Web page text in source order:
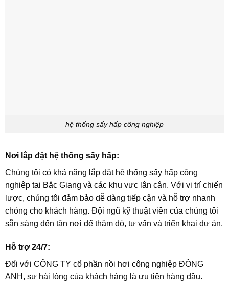
hệ thống sấy hấp công nghiệp
Nơi lắp đặt hệ thống sấy hấp:
Chúng tôi có khả năng lắp đặt hệ thống sấy hấp công
nghiệp tại Bắc Giang và các khu vực lân cận. Với vị trí chiến
lược, chúng tôi đảm bảo dễ dàng tiếp cận và hỗ trợ nhanh
chóng cho khách hàng. Đội ngũ kỹ thuật viên của chúng tôi
sẵn sàng đến tận nơi để thăm dò, tư vấn và triển khai dự án.
Hỗ trợ 24/7:
Đối với CÔNG TY cổ phần nồi hơi công nghiệp ĐÔNG
ANH, sự hài lòng của khách hàng là ưu tiên hàng đầu.